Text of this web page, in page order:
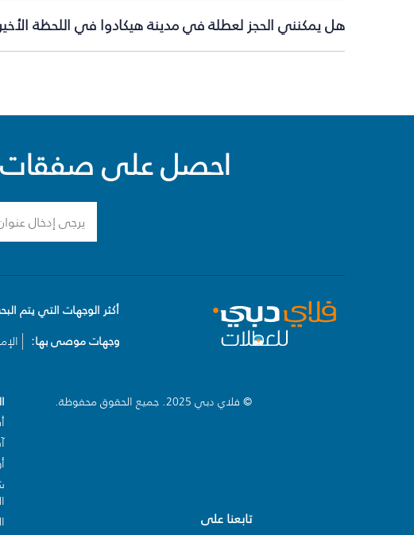
هل يمكنني الحجز لعطلة في مدينة هيكادوا في اللحظة
احصل على صفقات
أكثر الوجهات التي يتم
وجهات موصى بها:
© فلاي دبي 2025. جميع الحقوق محفوظة.
تابعنا على